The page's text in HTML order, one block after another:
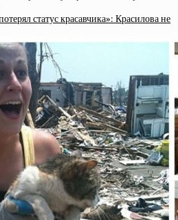
статус красавчика»: Красилова не